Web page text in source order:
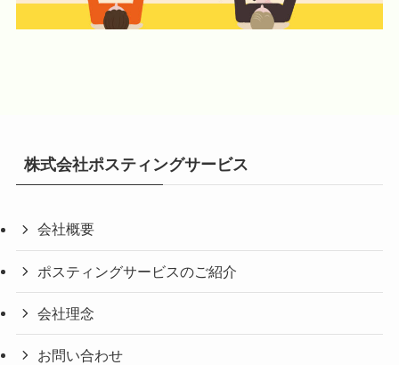
株式会社ポスティングサービス
会社概要
ポスティングサービスのご紹介
会社理念
お問い合わせ